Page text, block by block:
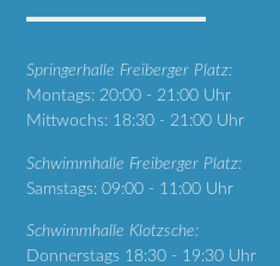
Springerhalle Freiberger Platz:
Montags: 20:00 - 21:00 Uhr
Mittwochs: 18:30 - 21:00 Uhr
Schwimmhalle Freiberger Platz:
Samstags: 09:00 - 11:00 Uhr
Schwimmhalle Klotzsche:
Donnerstags 18:30 - 19:30 Uhr